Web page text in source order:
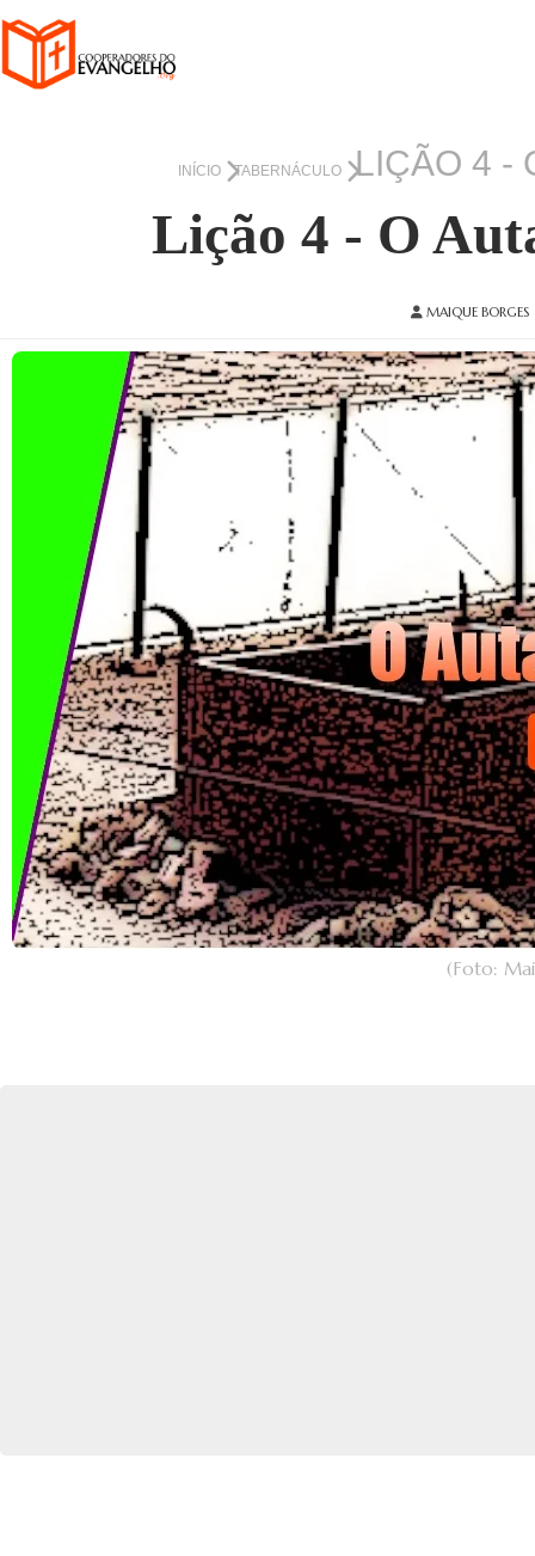
INÍCIO TABERNÁCULO LIÇÃO 4 -
Lição 4 - O
MAIQUE BORGES
(Foto: